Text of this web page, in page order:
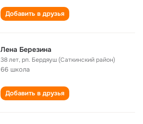
Добавить в друзья
Лена Березина
38 лет,рп. Бердяуш (Саткинский район)
66 школа
Добавить в друзья